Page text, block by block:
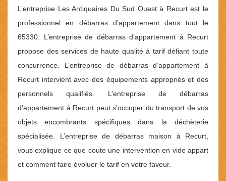
L’entreprise Les Antiquaires Du Sud Ouest à Recurt est le
professionnel en débarras d’appartement dans tout le
65330. L’entreprise de débarras d’appartement à Recurt
propose des services de haute qualité à tarif défiant toute
concurrence. L’entreprise de débarras d’appartement à
Recurt intervient avec des équipements appropriés et des
personnels qualifiés. L’entreprise de débarras
d’appartement à Recurt peut s’occuper du transport de vos
objets encombrants spécifiques dans la déchèterie
spécialisée. L’entreprise de débarras maison à Recurt,
vous explique ce que coute une intervention en vide appart
et comment faire évoluer le tarif en votre faveur.